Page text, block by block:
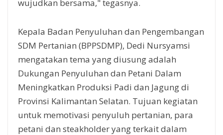
wujudkan bersama," tegasnya.
Kepala Badan Penyuluhan dan Pengembangan
SDM Pertanian (BPPSDMP), Dedi Nursyamsi
mengatakan tema yang diusung adalah
Dukungan Penyuluhan dan Petani Dalam
Meningkatkan Produksi Padi dan Jagung di
Provinsi Kalimantan Selatan. Tujuan kegiatan
untuk memotivasi penyuluh pertanian, para
petani dan steakholder yang terkait dalam